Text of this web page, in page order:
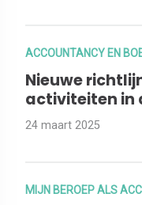
ACCOUNTANCY EN
Nieuwe
activiteiten in
24 maart 2025
MIJN BEROEP ALS